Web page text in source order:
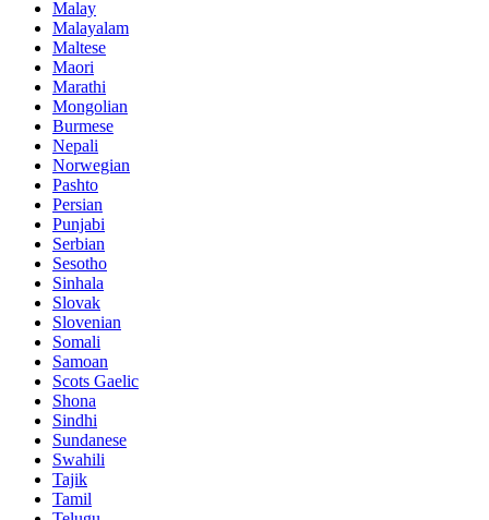
Malay
Malayalam
Maltese
Maori
Marathi
Mongolian
Burmese
Nepali
Norwegian
Pashto
Persian
Punjabi
Serbian
Sesotho
Sinhala
Slovak
Slovenian
Somali
Samoan
Scots Gaelic
Shona
Sindhi
Sundanese
Swahili
Tajik
Tamil